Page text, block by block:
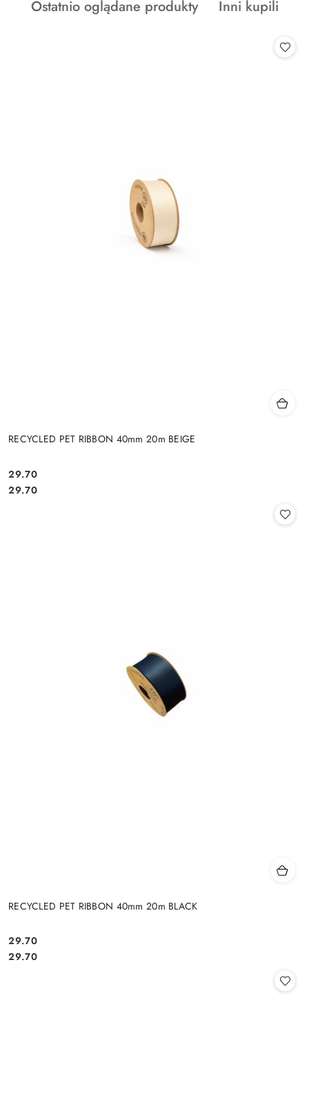
statusie:
Produkty
Ostatnio oglądane produkty
Produkty
Inni kupili
RECYCLED PET RIBBON 40mm 20m BEIGE
Cena:
29.70
Cena:
29.70
RECYCLED PET RIBBON 40mm 20m BLACK
Cena:
29.70
Cena:
29.70